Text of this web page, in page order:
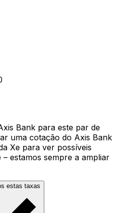
Bank para este par de
uma cotação do Axis Bank
Xe para ver possíveis
estamos sempre a ampliar
estas taxas